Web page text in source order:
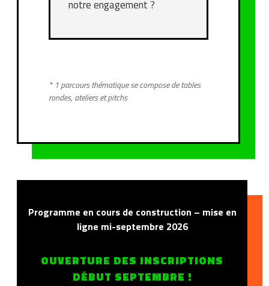
notre engagement ?
* 1 parcours thématique se compose de tables
rondes, ateliers et pitchs
Programme en cours de construction – mise en
ligne mi-septembre 2026
OUVERTURE DES INSCRIPTIONS
DÉBUT SEPTEMBRE !